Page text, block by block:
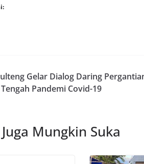
Gelar Dialog Daring
Pandemi Covid-19
Mungkin Suka